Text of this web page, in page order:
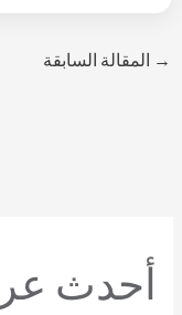
والتي تعمل على
→ المقالة السابقة
أحدث